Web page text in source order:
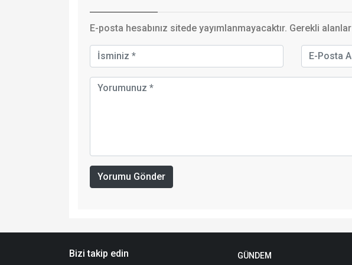
E-posta hesabınız sitede yayımlanmayacaktır. Gerekli alanlar
Yorumu Gönder
Bizi takip edin GÜNDEM